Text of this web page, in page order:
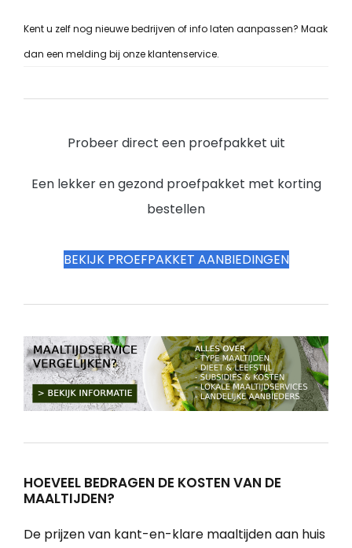
Kent u zelf nog nieuwe bedrijven of info laten aanpassen? Maak
dan een melding bij onze klantenservice.
Probeer direct een proefpakket uit
Een lekker en gezond proefpakket met korting
bestellen
BEKIJK PROEFPAKKET AANBIEDINGEN
HOEVEEL BEDRAGEN DE KOSTEN VAN DE
MAALTIJDEN?
De prijzen van kant-en-klare maaltijden aan huis